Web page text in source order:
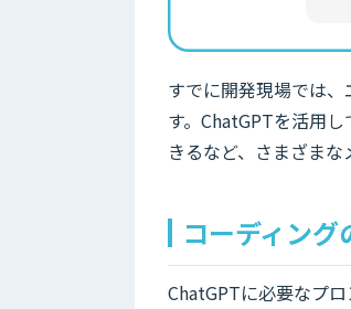
すでに開発現場では
す。ChatGPTを活用
きるなど、さまざまな
コーディング
ChatGPTに必要なプ